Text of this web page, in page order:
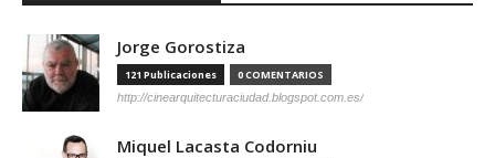
Jorge Gorostiza
121 Publicaciones 0 COMENTARIOS
http://cinearquitecturaciudad.blogspot.com.es/
Miquel Lacasta Codorniu